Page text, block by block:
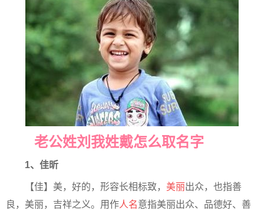
老公姓刘我姓戴怎么取名字
1、佳昕
【佳】美，好的，形容长相标致， 美丽出众，也指善
良，美丽，吉祥之义。用作人名意指美丽出众、品德好、善